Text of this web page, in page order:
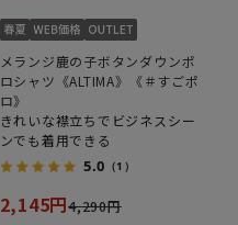
メランジ鹿の子ボタンダウンポ
ロシャツ《ALTIMA》《＃すごポ
ロ》
きれいな襟立ちでビジネスシー
ンでも着用できる
5.0 （1）
2,145円4,290円